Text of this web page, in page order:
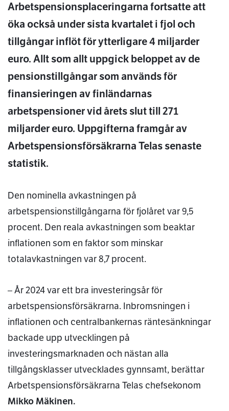
Arbetspensionsplaceringarna fortsatte att
öka också under sista kvartalet i fjol och
tillgångar inflöt för ytterligare 4 miljarder
euro. Allt som allt uppgick beloppet av de
pensionstillgångar som används för
finansieringen av finländarnas
arbetspensioner vid årets slut till 271
miljarder euro. Uppgifterna framgår av
Arbetspensionsförsäkrarna Telas senaste
statistik.
Den nominella avkastningen på
arbetspensionstillgångarna för fjolåret var 9,5
procent. Den reala avkastningen som beaktar
inflationen som en faktor som minskar
totalavkastningen var 8,7 procent.
– År 2024 var ett bra investeringsår för
arbetspensionsförsäkrarna. Inbromsningen i
inflationen och centralbankernas räntesänkningar
backade upp utvecklingen på
investeringsmarknaden och nästan alla
tillgångsklasser utvecklades gynnsamt, berättar
Arbetspensionsförsäkrarna Telas chefsekonom
Mikko Mäkinen.